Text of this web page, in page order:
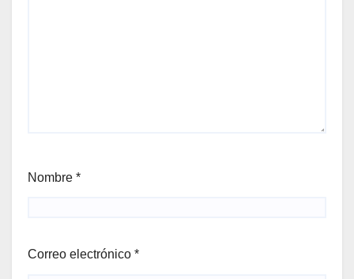
Nombre *
Correo electrónico *